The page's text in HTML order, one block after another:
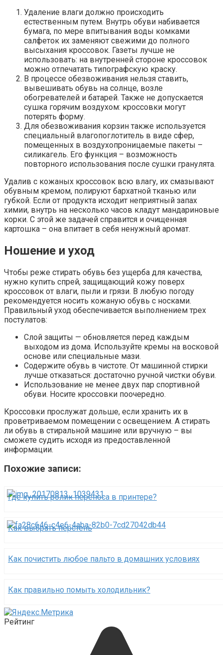
Удаление влаги должно происходить
естественным путем. Внутрь обуви набивается
бумага, по мере впитывания воды комками
салфеток их заменяют свежими до полного
высыхания кроссовок. Газеты лучше не
использовать: на внутренней стороне кроссовок
можно отпечатать типографскую краску.
В процессе обезвоживания нельзя ставить,
вывешивать обувь на солнце, возле
обогревателей и батарей. Также не допускается
сушка горячим воздухом: кроссовки могут
потерять форму.
Для обезвоживания корзин также используется
специальный влагопоглотитель в виде сфер,
помещенных в воздухопроницаемые пакеты –
силикагель. Его функция – возможность
повторного использования после сушки гранулята.
Удалив с кожаных кроссовок всю влагу, их смазывают
обувным кремом, полируют бархатной тканью или
губкой. Если от продукта исходит неприятный запах
химии, внутрь на несколько часов кладут мандариновые
корки. С этой же задачей справится и очищенная
картошка – она впитает в себя ненужный аромат.
Ношение и уход
Чтобы реже стирать обувь без ущерба для качества,
нужно купить спрей, защищающий кожу поверх
кроссовок от влаги, пыли и грязи. В любую погоду
рекомендуется носить кожаную обувь с носками.
Правильный уход обеспечивается выполнением трех
постулатов:
Слой защиты — обновляется перед каждым
выходом из дома. Используйте кремы на восковой
основе или специальные мази.
Содержите обувь в чистоте. От машинной стирки
лучше отказаться: достаточно ручной чистки обуви.
Использование не менее двух пар спортивной
обуви. Носите кроссовки поочередно.
Кроссовки прослужат дольше, если хранить их в
проветриваемом помещении с освещением. А стирать
ли обувь в стиральной машине или вручную – вы
сможете судить исходя из предоставленной
информации.
Похожие записи:
Где купить ролик переноса в принтере?
Как выбрать перстень
Как почистить любое пальто в домашних условиях
Как правильно помыть холодильник?
Рейтинг